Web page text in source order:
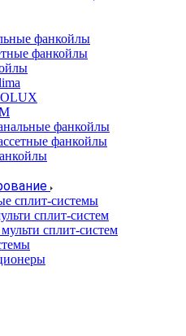
фанкойлы
фанкойлы
фанкойлы
фанкойлы
сплит-системы
сплит-систем
сплит-систем